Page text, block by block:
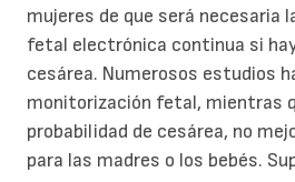
mujeres de que será necesaria
fetal electrónica continua si
cesárea. Numerosos estudios
monitorización fetal, mientras
probabilidad de cesárea, no
para las madres o los bebés.